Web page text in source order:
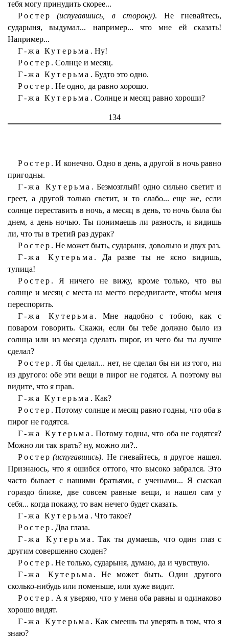
тебя могу принудить скорее...
Ростер
(испугавшись, в сторону). Не гневайтесь,
сударыня, выдумал... например... что мне ей сказать!
Например...
Г-жа Кутерьма. Ну!
Ростер. Солнце и месяц.
Г-жа Кутерьма. Будто это одно.
Ростер. Не одно, да равно хорошо.
Г-жа Кутерьма. Солнце и месяц равно хороши?
134
Ростер. И конечно. Одно в день, а другой в ночь равно
пригодны.
Г-жа Кутерьма. Безмозглый! одно сильно светит и
греет, а другой только светит, и то слабо... еще же, если
солнце переставить в ночь, а месяц в день, то ночь была бы
днем, а день ночью. Ты понимаешь ли разность, и видишь
ли, что ты в третий раз дурак?
Ростер. Не может быть, сударыня, довольно и двух раз.
Г-жа Кутерьма. Да разве ты не ясно видишь,
тупица!
Ростер. Я ничего не вижу, кроме только, что вы
солнце и месяц с места на место передвигаете, чтобы меня
переспорить.
Г-жа Кутерьма. Мне надобно с тобою, как с
поваром говорить. Скажи, если бы тебе должно было из
солнца или из месяца сделать пирог, из чего бы ты лучше
сделал?
Ростер. Я бы сделал... нет, не сделал бы ни из того, ни
из другого: обе эти вещи в пирог не годятся. А поэтому вы
видите, что я прав.
Г-жа Кутерьма. Как?
Ростер. Потому солнце и месяц равно годны, что оба в
пирог не годятся.
Г-жа Кутерьма. Потому годны, что оба не годятся?
Можно ли так врать? ну, можно ли?..
Ростер (испугавшись). Не гневайтесь, я другое нашел.
Признаюсь, что я ошибся оттого, что высоко забрался. Это
часто бывает с нашими братьями, с учеными... Я сыскал
гораздо ближе, две совсем равные вещи, и нашел сам у
себя... когда покажу, то вам нечего будет сказать.
Г-жа Кутерьма. Что такое?
Ростер. Два глаза.
Г-жа Кутерьма. Так ты думаешь, что один глаз с
другим совершенно сходен?
Ростер. Не только, сударыня, думаю, да и чувствую.
Г-жа Кутерьма. Не может быть. Один другого
сколько-нибудь или поменьше, или хуже видит.
Ростер. А я уверяю, что у меня оба равны и одинаково
хорошо видят.
Г-жа Кутерьма. Как смеешь ты уверять в том, что я
знаю?